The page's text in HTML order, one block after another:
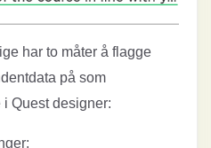
har to måter å flagge
på som
Quest designer: